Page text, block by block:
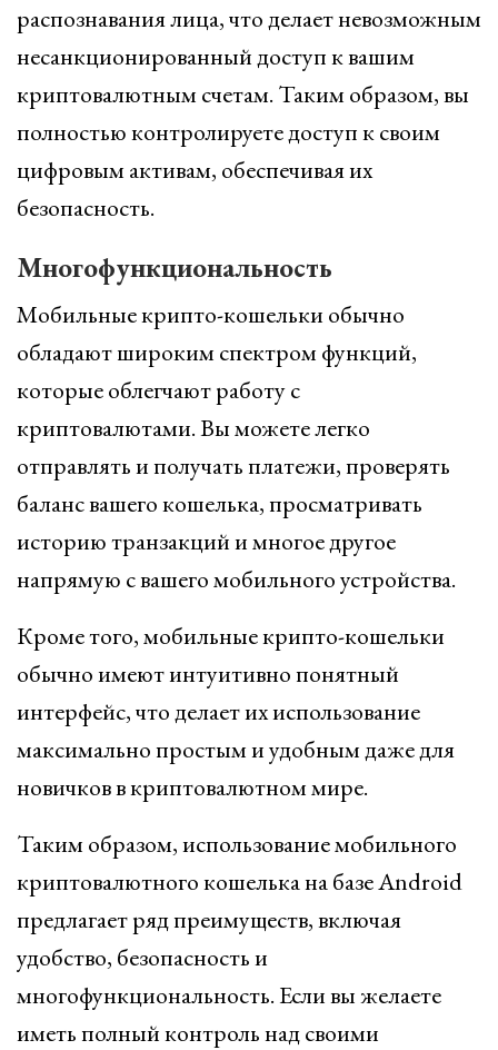
распознавания лица, что делает невозможным
несанкционированный доступ к вашим
криптовалютным счетам. Таким образом, вы
полностью контролируете доступ к своим
цифровым активам, обеспечивая их
безопасность.
Многофункциональность
Мобильные крипто-кошельки обычно
обладают широким спектром функций,
которые облегчают работу с
криптовалютами. Вы можете легко
отправлять и получать платежи, проверять
баланс вашего кошелька, просматривать
историю транзакций и многое другое
напрямую с вашего мобильного устройства.
Кроме того, мобильные крипто-кошельки
обычно имеют интуитивно понятный
интерфейс, что делает их использование
максимально простым и удобным даже для
новичков в криптовалютном мире.
Таким образом, использование мобильного
криптовалютного кошелька на базе Android
предлагает ряд преимуществ, включая
удобство, безопасность и
многофункциональность. Если вы желаете
иметь полный контроль над своими